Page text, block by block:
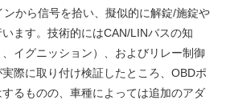
から信号を拾い、擬似的に解錠/施錠や
ます。技術的にはCAN/LINバスの知
イグニッション）、およびリレー制御
際に取り付け検証したところ、OBDポ
るものの、車種によっては追加のアダ